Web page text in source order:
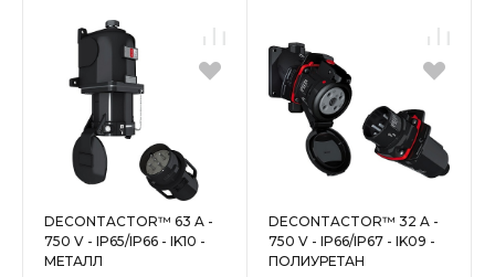
DECONTACTOR™ 63 A -
750 V - IP65/IP66 - IK10 -
МЕТАЛЛ
DECONTACTOR™ 32 A -
750 V - IP66/IP67 - IK09 -
ПОЛИУРЕТАН